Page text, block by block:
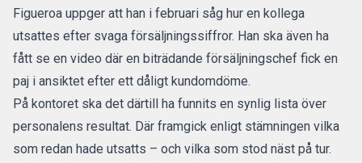
Figueroa uppger att han i februari såg hur en kollega
utsattes efter svaga försäljningssiffror. Han ska även ha
fått se en video där en biträdande försäljningschef fick en
paj i ansiktet efter ett dåligt kundomdöme.
På kontoret ska det därtill ha funnits en synlig lista över
personalens resultat. Där framgick enligt stämningen vilka
som redan hade utsatts – och vilka som stod näst på tur.